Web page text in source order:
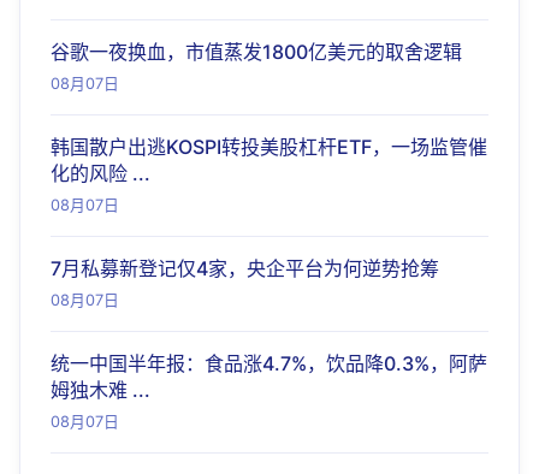
谷歌一夜换血，市值蒸发1800亿美元的取舍逻辑
08月07日
韩国散户出逃KOSPI转投美股杠杆ETF，一场监管催
化的风险 ...
08月07日
7月私募新登记仅4家，央企平台为何逆势抢筹
08月07日
统一中国半年报：食品涨4.7%，饮品降0.3%，阿萨
姆独木难 ...
08月07日